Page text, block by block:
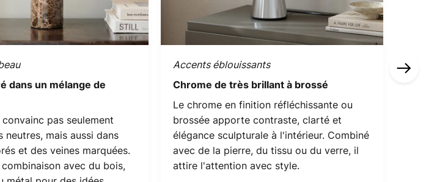
dans un mélange de
pas seulement
neutres, mais aussi dans
et des veines marquées.
avec du bois,
Accents éblouissants
Chrome de très brillant à brossé
Le chrome en finition réfléchissante ou
brossée apporte contraste, clarté et
élégance sculpturale à l'intérieur. Combiné
avec de la pierre, du tissu ou du verre, il
attire l'attention avec style.